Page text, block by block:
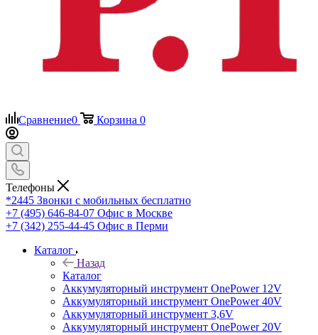
Сравнение0 Корзина 0
Телефоны
*2445 Звонки с мобильных бесплатно
+7 (495) 646-84-07 Офис в Москве
+7 (342) 255-44-45 Офис в Перми
Каталог
Назад
Каталог
Аккумуляторный инструмент OnePower 12V
Аккумуляторный инструмент OnePower 40V
Аккумуляторный инструмент 3,6V
Аккумуляторный инструмент OnePower 20V